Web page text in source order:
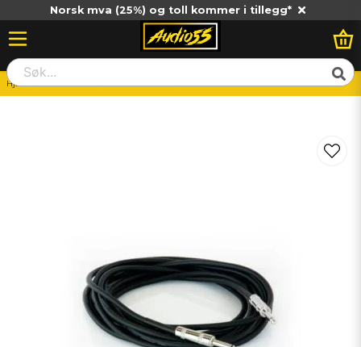
Norsk mva (25%) og toll kommer i tillegg*
Hjem Hemma HiFi Hemma Stereo Master Audio PMC624